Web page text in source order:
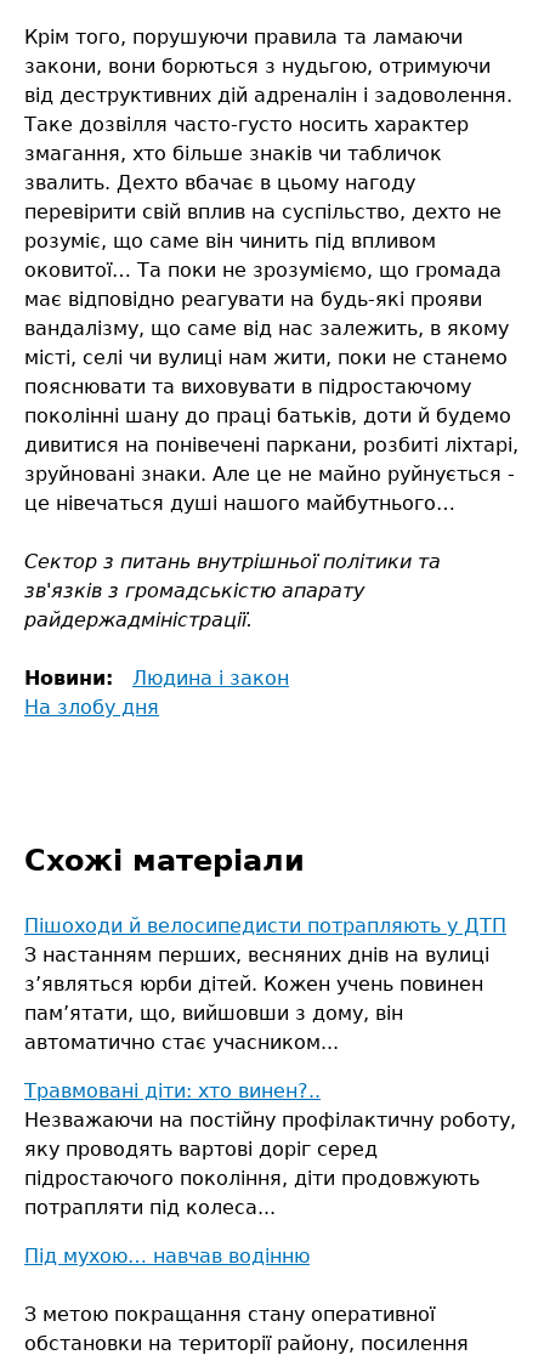
Крім того, порушуючи правила та ламаючи
закони, вони борються з нудьгою, отримуючи
від деструктивних дій адреналін і задоволення.
Таке дозвілля часто-густо носить характер
змагання, хто більше знаків чи табличок
звалить. Дехто вбачає в цьому нагоду
перевірити свій вплив на суспільство, дехто не
розуміє, що саме він чинить під впливом
оковитої… Та поки не зрозуміємо, що громада
має відповідно реагувати на будь-які прояви
вандалізму, що саме від нас залежить, в якому
місті, селі чи вулиці нам жити, поки не станемо
пояснювати та виховувати в підростаючому
поколінні шану до праці батьків, доти й будемо
дивитися на понівечені паркани, розбиті ліхтарі,
зруйновані знаки. Але це не майно руйнується -
це нівечаться душі нашого майбутнього…
Сектор з питань внутрішньої політики та
зв'язків з громадськістю апарату
райдержадміністрації.
Новини:
Людина і закон
На злобу дня
Схожі матеріали
Пішоходи й велосипедисти потрапляють у ДТП
З настанням перших, весняних днів на вулиці
з’являться юрби дітей. Кожен учень повинен
пам’ятати, що, вийшовши з дому, він
автоматично стає учасником...
Травмовані діти: хто винен?..
Незважаючи на постійну профілактичну роботу,
яку проводять вартові доріг серед
підростаючого покоління, діти продовжують
потрапляти під колеса...
Під мухою… навчав водінню
З метою покращання стану оперативної
обстановки на території району, посилення